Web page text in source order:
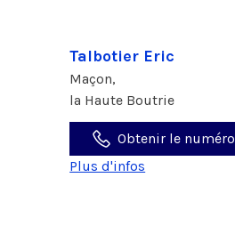
Talbotier Eric
Maçon,
la Haute Boutrie
Obtenir le numéro
Plus d'infos